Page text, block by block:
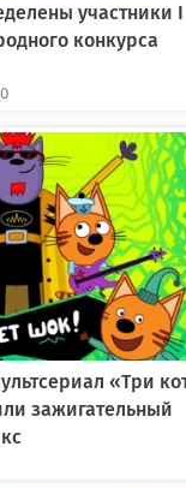
участники I
конкурса
«Три
зажигательный